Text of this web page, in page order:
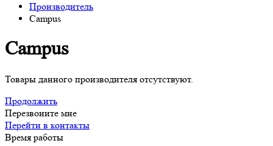
Производитель
Campus
Campus
Товары данного производителя отсутствуют.
Продолжить
Перезвоните мне
Перейти в контакты
Время работы